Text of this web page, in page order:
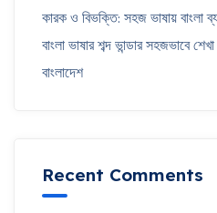
কারক ও বিভক্তি: সহজ ভাষায় বাংলা
বাংলা ভাষার শব্দ ভান্ডার সহজভাবে শেখা
বাংলাদেশ
Recent Comments